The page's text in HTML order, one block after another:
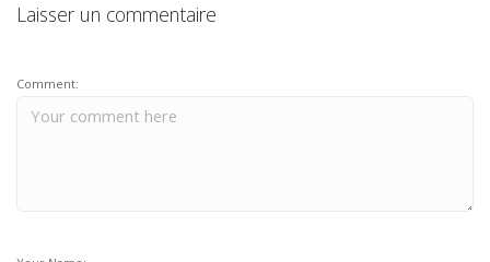
Laisser un commentaire
Comment: